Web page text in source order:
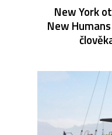
New York
New